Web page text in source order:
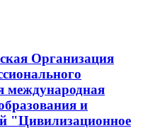
Организация
международная
и
"Цивилизационное